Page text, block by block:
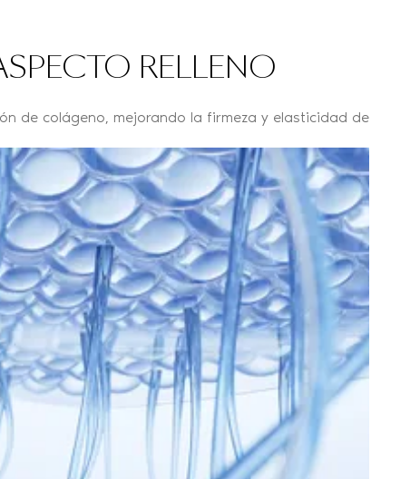
RELLENO
de colágeno, mejorando la firmeza y elasticidad de